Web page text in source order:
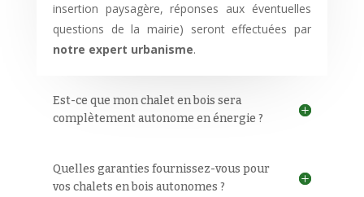
insertion paysagère, réponses aux éventuelles
questions de la mairie) seront effectuées par
notre expert urbanisme.
Est-ce que mon chalet en bois sera
complètement autonome en énergie ?
Quelles garanties fournissez-vous pour
vos chalets en bois autonomes ?